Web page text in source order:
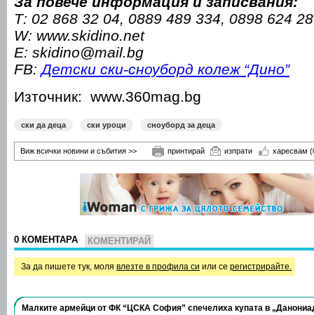
Т: 02 868 32 04, 0889 489 334, 0898 624
W: www.skidino.net
E: skidino@mail.bg
FB:Детски ски-сноуборд колеж “Дино”
Източник: www.360mag.bg
ски да деца ски уроци сноуборд за деца
Виж всички новини и събития >> принтирай изпрати харесвам
0 КОМЕНТАРА КОМЕНТИРАЙ
За да пишете тук, моля влезте в профила си или се регистрирайте.
Малките армейци от ФК “ЦСКА София” спечелиха купата в